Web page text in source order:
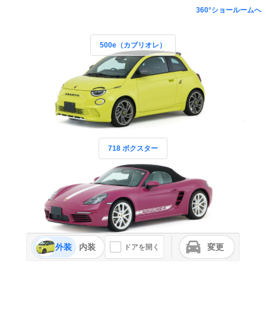
360°ショールームへ
500e（カブリオレ）
718 ボクスター
外装 内装 ドアを開く 変更